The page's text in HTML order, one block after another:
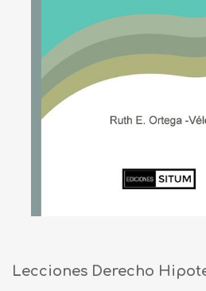
Lecciones Derecho